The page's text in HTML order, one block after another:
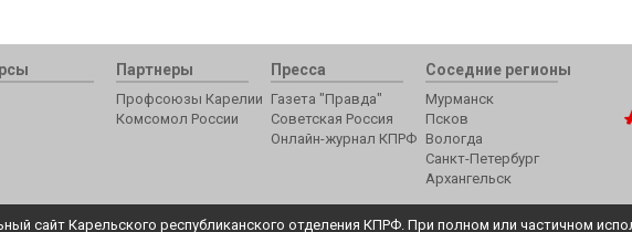
Партнеры
Профсоюзы Карелии
Комсомол России
Пресса
Газета "Правда"
Советская Россия
Онлайн-журнал КПРФ
Соседние регионы
Мурманск
Псков
Вологда
Санкт-Петербург
Архангельск
сайт Карельского республиканского отделения КПРФ. При полном или частичном